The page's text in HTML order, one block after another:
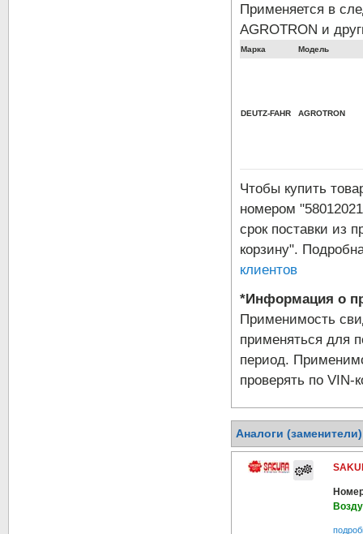
Применяется в
AGROTRON и
Марка Модель
DEUTZ-FAHR AGROTRON
Чтобы купить
номером
срок поставки из
корзину".
клиентов
*Информация о
Применимость
применяться для
период.
проверять по VIN-
Аналоги